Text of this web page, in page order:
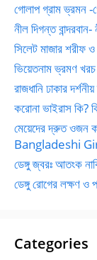
গোলাপ গ্রাম ভ্রমন -
নীল দিগন্ত
সিলেট মাজার শরীফ
ভিয়েতনাম ভ্রমণ
রাজধানি ঢাকার
করোনা ভাইরাস কি?
মেয়েদের দ্রুত ওজন
Bangladeshi
ডেঙ্গু জ্বরঃ আতংক
ডেঙ্গু রোগের লক্ষণ ও
Categories